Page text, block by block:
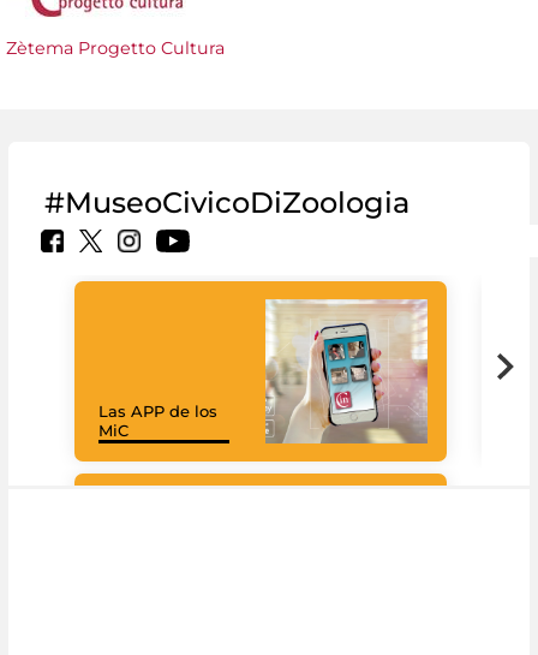
Zètema Progetto Cultura
#MuseoCivicoDiZoologia
Las APP de los
MiC